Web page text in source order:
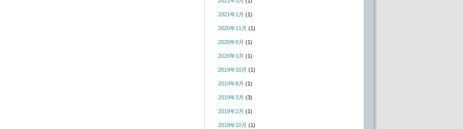
2021年1月 (1)
2020年11月 (1)
2020年8月 (1)
2020年1月 (1)
2019年10月 (1)
2019年8月 (1)
2019年3月 (3)
2019年2月 (1)
2018年10月 (1)